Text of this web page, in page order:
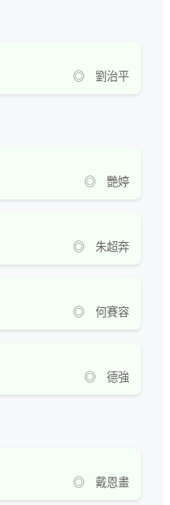
◎ 劉治平
◎ 艷婷
◎ 朱超奔
◎ 何賽容
◎ 德強
◎ 戴恩畫